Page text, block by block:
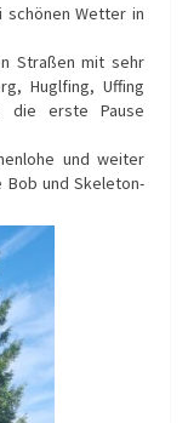
Wetter in
Straßen mit sehr
Huglfing, Uffing
die erste Pause
und weiter
und Skeleton-